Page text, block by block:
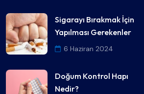
Sigarayı Bırakmak İçin
Yapılması Gerekenler
6 Haziran 2024
Doğum Kontrol Hapı
Nedir?